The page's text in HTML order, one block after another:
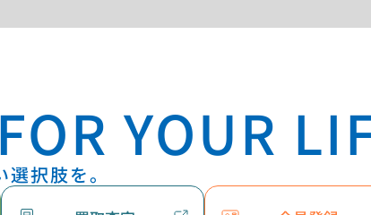
YOUR
択肢を。